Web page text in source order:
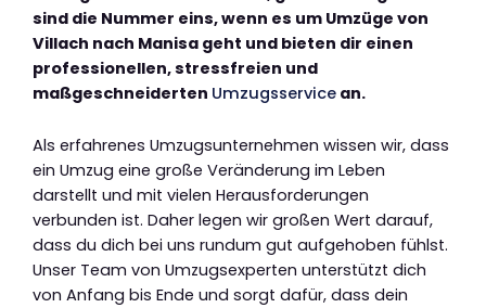
sind die Nummer eins, wenn es um Umzüge von
Villach nach Manisa geht und bieten dir einen
professionellen, stressfreien und
maßgeschneiderten Umzugsservice an.
Als erfahrenes Umzugsunternehmen wissen wir, dass
ein Umzug eine große Veränderung im Leben
darstellt und mit vielen Herausforderungen
verbunden ist. Daher legen wir großen Wert darauf,
dass du dich bei uns rundum gut aufgehoben fühlst.
Unser Team von Umzugsexperten unterstützt dich
von Anfang bis Ende und sorgt dafür, dass dein